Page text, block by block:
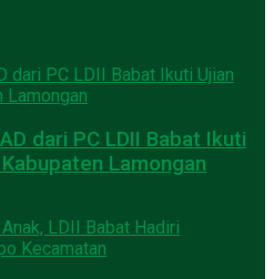
dari PC LDII Babat Ikuti
Lamongan